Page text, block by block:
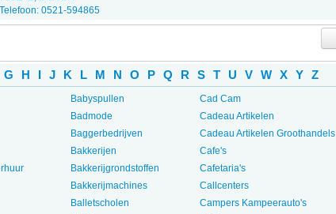
Telefoon: 0521-594865
G H I J K L M N O P Q R S T U V W X Y Z
Babyspullen
Badmode
Baggerbedrijven
Bakkerijen
Bakkerijgrondstoffen
Bakkerijmachines
Balletscholen
Cad Cam
Cadeau Artikelen
Cadeau Artikelen Groothandels
Cafe's
Cafetaria's
Callcenters
Campers Kampeerauto's